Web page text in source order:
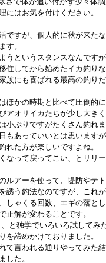
にはお気を付けください。
ですが、個人的に秋が来た
す。
うというスタンスなんです
してから始めたイカ釣りな
族にも喜ばれる最高の釣りだ
ほかの時期と比べて圧倒的
アオリイカたちが少し大き
小ぶりですがたくさん釣れま
もあっていいとは思います
れた方が楽しいですよね。
なって戻ってこい、とリリー
ルアーを使って、堤防やテ
誘う釣法なのですが、これ
しゃくる回数、エギの落と
正解が変わることです。
と独学でいろいろ試してみ
を諦めかけておりました。
て言われる通りやってみた
した。